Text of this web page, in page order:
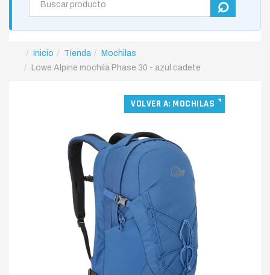
Inicio Tienda
Mochilas
Lowe Alpine mochila Phase 30 - azul cadete
VOLVER A: MOCHILAS